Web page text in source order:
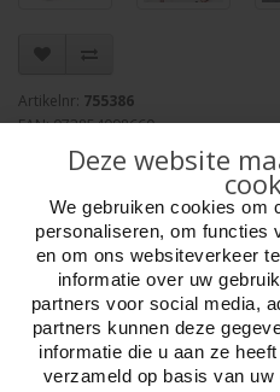
Artikelnr: 755386
EAN: 073854098660
Verpakkingseenheid: 6/24
Minimum afname: 1
Merk:Bicycle
Aantal
Deze website
We gebruiken cookies om
personaliseren, om functies
en om ons websiteverkeer
informatie over uw
partners voor social media,
partners kunnen deze
informatie die u aan ze
verzameld op basis van